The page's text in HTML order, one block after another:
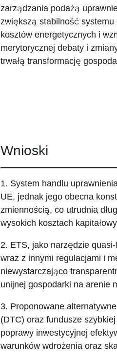
zarządzania podażą
zwiększą stabilność
kosztów energetycznych i
merytorycznej debaty i
trwałą transformację
Wnioski
1. System handlu
UE, jednak jego obecna
zmiennością, co utrudnia
wysokich kosztach
2. ETS, jako narzędzie
wraz z innymi regulacjami i
niewystarczająco
unijnej gospodarki na arenie
3. Proponowane
(DTC) oraz fundusze
poprawy inwestycyjnej
warunków wdrożenia oraz